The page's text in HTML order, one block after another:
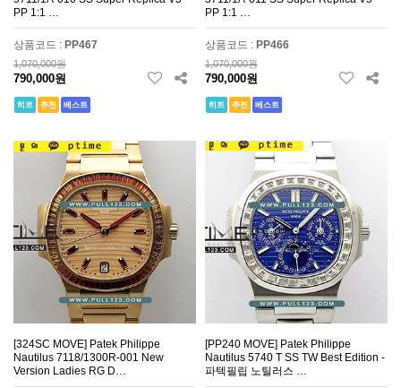
PP 1:1 …
상품코드 : PP467
1,070,000원
790,000원
히트 추천 베스트
PP 1:1 …
상품코드 : PP466
1,070,000원
790,000원
히트 추천 베스트
[324SC MOVE] Patek Philippe
Nautilus 7118/1300R-001 New
Version Ladies RG D…
[PP240 MOVE] Patek Philippe
Nautilus 5740 T SS TW Best Edition -
파텍필립 노틸러스 …